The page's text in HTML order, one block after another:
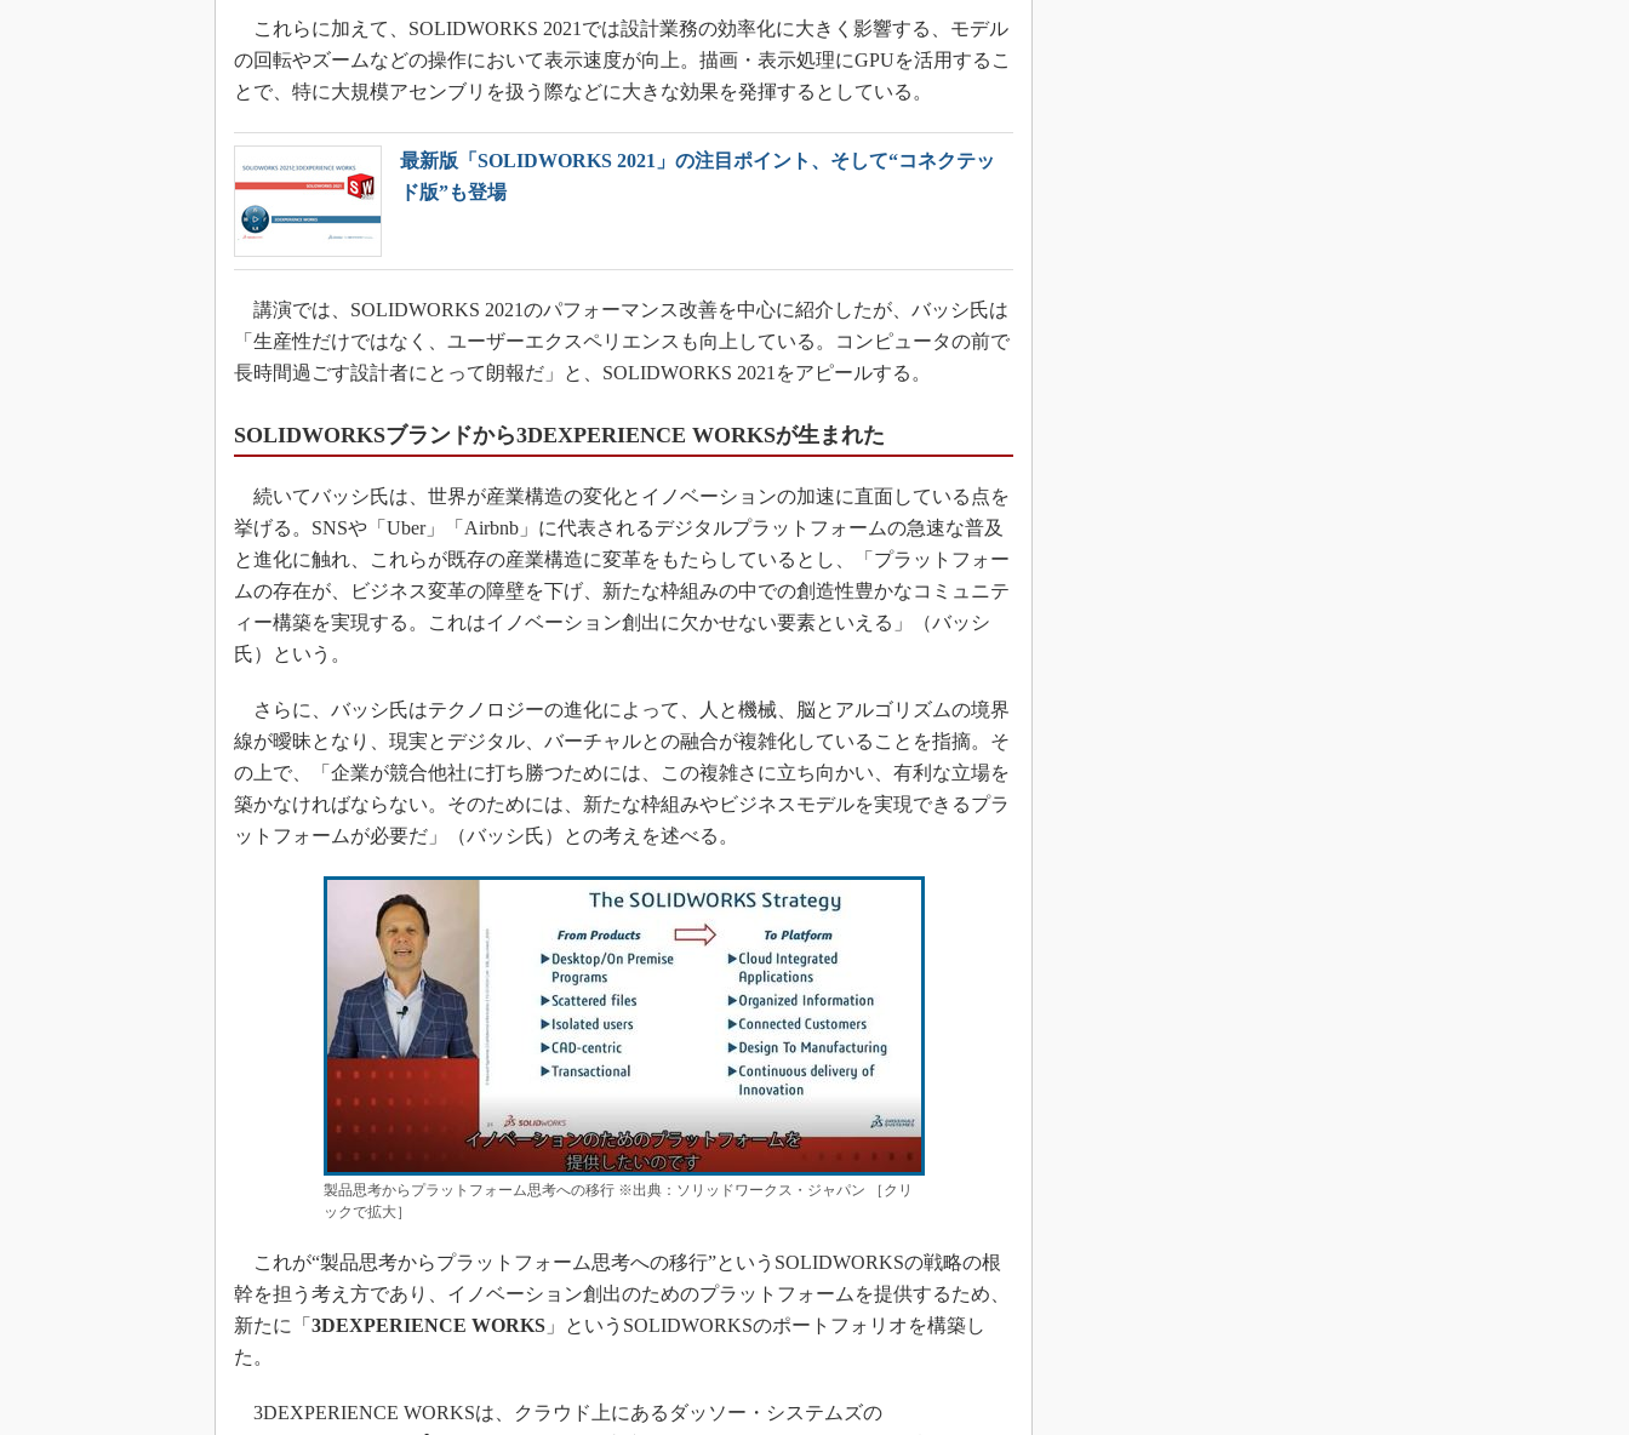
これらに加えて、SOLIDWORKS 2021では設計業務の効率化に大きく影響する、モデル
の回転やズームなどの操作において表示速度が向上。描画・表示処理にGPUを活用するこ
とで、特に大規模アセンブリを扱う際などに大きな効果を発揮するとしている。
最新版「SOLIDWORKS 2021」の注目ポイント、そして“コネクテッ
ド版”も登場
講演では、SOLIDWORKS 2021のパフォーマンス改善を中心に紹介したが、バッシ氏は
「生産性だけではなく、ユーザーエクスペリエンスも向上している。コンピュータの前で
長時間過ごす設計者にとって朗報だ」と、SOLIDWORKS 2021をアピールする。
SOLIDWORKSブランドから3DEXPERIENCE WORKSが生まれた
続いてバッシ氏は、世界が産業構造の変化とイノベーションの加速に直面している点を
挙げる。SNSや「Uber」「Airbnb」に代表されるデジタルプラットフォームの急速な普及
と進化に触れ、これらが既存の産業構造に変革をもたらしているとし、「プラットフォー
ムの存在が、ビジネス変革の障壁を下げ、新たな枠組みの中での創造性豊かなコミュニテ
ィー構築を実現する。これはイノベーション創出に欠かせない要素といえる」（バッシ
氏）という。
さらに、バッシ氏はテクノロジーの進化によって、人と機械、脳とアルゴリズムの境界
線が曖昧となり、現実とデジタル、バーチャルとの融合が複雑化していることを指摘。そ
の上で、「企業が競合他社に打ち勝つためには、この複雑さに立ち向かい、有利な立場を
築かなければならない。そのためには、新たな枠組みやビジネスモデルを実現できるプラ
ットフォームが必要だ」（バッシ氏）との考えを述べる。
製品思考からプラットフォーム思考への移行 ※出典：ソリッドワークス・ジャパン ［クリ
ックで拡大］
これが“製品思考からプラットフォーム思考への移行”というSOLIDWORKSの戦略の根
幹を担う考え方であり、イノベーション創出のためのプラットフォームを提供するため、
新たに「 3DEXPERIENCE WORKS 」というSOLIDWORKSのポートフォリオを構築し
た。
3DEXPERIENCE WORKSは、クラウド上にあるダッソー・システムズの